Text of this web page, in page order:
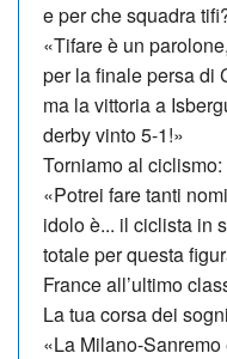
e per che squadra
«Tifare è un
per la finale persa di
ma la vittoria a
derby vinto 5-1!»
Torniamo al
«Potrei fare tanti
idolo è... il ciclista in
totale per questa
France all’ultimo
La tua corsa dei
«La Milano-